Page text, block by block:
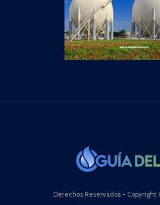
Derechos Reservados - Copyright